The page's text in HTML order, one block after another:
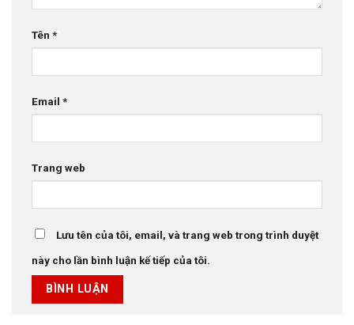
Tên *
Email *
Trang web
Lưu tên của tôi, email, và trang web trong trình duyệt
này cho lần bình luận kế tiếp của tôi.